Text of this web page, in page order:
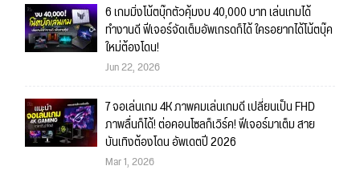
6 เกมมิ่งโน้ตบุ๊กตัวคุ้มงบ 40,000 บาท เล่นเกมได้
ทำงานดี ฟีเจอร์จัดเต็มอัพเกรดก็ได้ ใครอยากได้โน้ตบุ๊ค
ใหม่ต้องโดน!
Jun 22, 2026
7 จอเล่นเกม 4K ภาพคมเล่นเกมดี เปลี่ยนเป็น FHD
ภาพลื่นก็ได้! ต่อคอนโซลก็เวิร์ค! ฟีเจอร์มาเต็ม สาย
บันเทิงต้องโดน อัพเดตปี 2026
Mar 1, 2026